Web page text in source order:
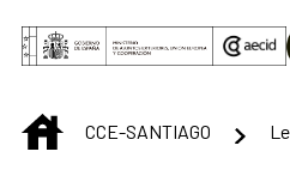
Saltar al contenido principal
INICIOCCE-SANTIAGO